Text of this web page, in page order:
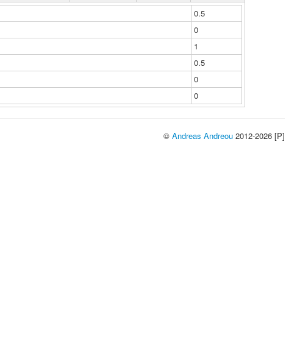
0.5
0
1
0.5
0
0
© Andreas Andreou 2012-2026 [P]